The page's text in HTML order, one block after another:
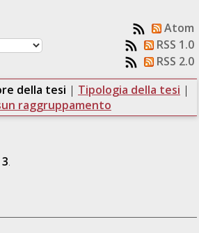
Atom
RSS 1.0
RSS 2.0
della tesi | Tipologia della tesi |
raggruppamento
3.